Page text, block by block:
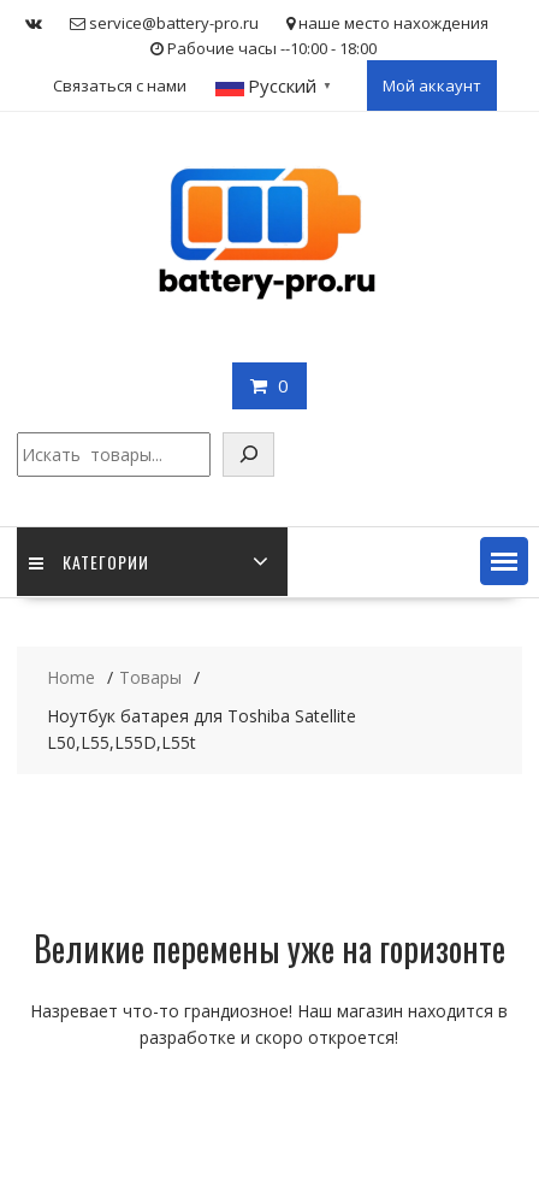
service@battery-pro.ru
наше место нахождения
Рабочие часы --10:00 - 18:00
Связаться с нами
Русский ▼ Мой аккаунт
0
КАТЕГОРИИ
Home
Товары
Ноутбук батарея для Toshiba Satellite
L50,L55,L55D,L55t
Великие перемены уже на горизонте
Назревает что-то грандиозное! Наш магазин находится в
разработке и скоро откроется!